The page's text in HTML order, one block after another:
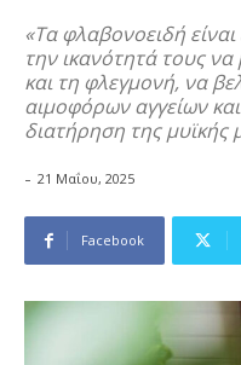
«Τα φλαβονοειδή
την ικανότητά τους
και τη φλεγμονή, να
αιμοφόρων αγγείων
διατήρηση της μυϊκής
- 21 Μαΐου, 2025
Facebook